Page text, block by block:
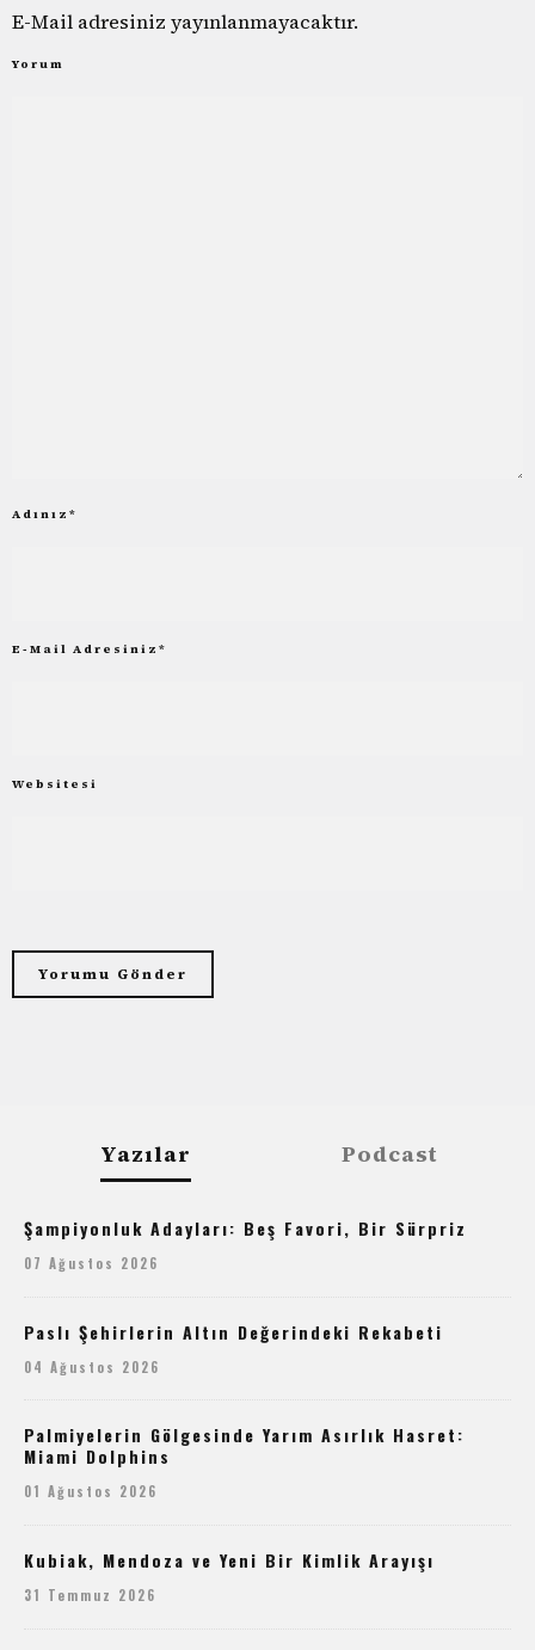
E-Mail adresiniz yayınlanmayacaktır.
Yorum
Adınız *
E-Mail Adresiniz *
Websitesi
Yazılar Podcast
Şampiyonluk Adayları: Beş Favori, Bir Sürpriz
07 Ağustos 2026
Paslı Şehirlerin Altın Değerindeki Rekabeti
04 Ağustos 2026
Palmiyelerin Gölgesinde Yarım Asırlık Hasret:
Miami Dolphins
01 Ağustos 2026
Kubiak, Mendoza ve Yeni Bir Kimlik Arayışı
31 Temmuz 2026